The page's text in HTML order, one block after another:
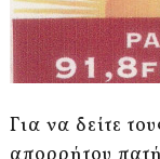
Για να δείτε